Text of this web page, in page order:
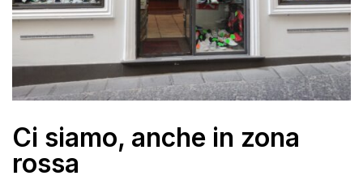
Ci siamo, anche in zona
rossa